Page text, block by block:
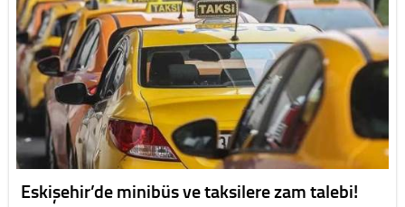
Eskişehir’de minibüs ve taksilere zam talebi!